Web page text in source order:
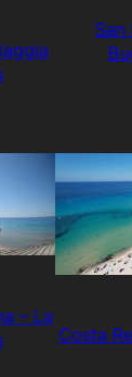
– La
Costa